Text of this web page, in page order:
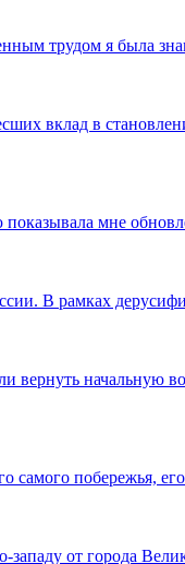
трудом я была
вклад в
показывала мне
В рамках
вернуть начальную
побережья,
от города